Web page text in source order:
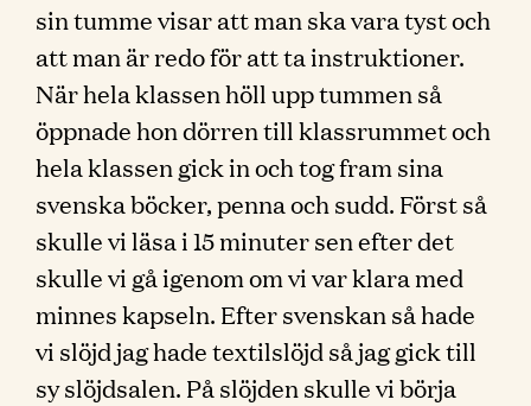
sin tumme visar att man ska vara tyst och
att man är redo för att ta instruktioner.
När hela klassen höll upp tummen så
öppnade hon dörren till klassrummet och
hela klassen gick in och tog fram sina
svenska böcker, penna och sudd. Först så
skulle vi läsa i 15 minuter sen efter det
skulle vi gå igenom om vi var klara med
minnes kapseln. Efter svenskan så hade
vi slöjd jag hade textilslöjd så jag gick till
sy slöjdsalen. På slöjden skulle vi börja